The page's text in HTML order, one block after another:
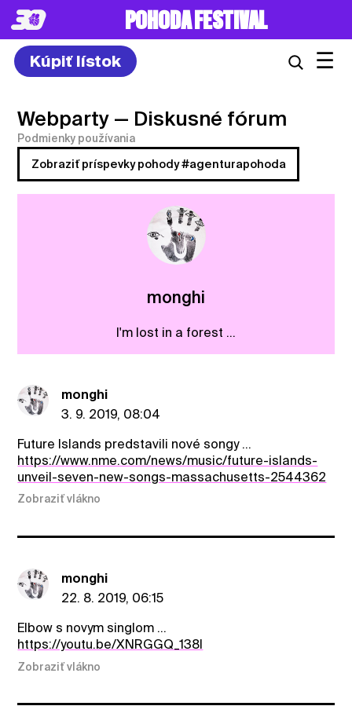
POHODA FESTIVAL
Kúpiť lístok ☰
Webparty — Diskusné fórum
Podmienky používania
Zobraziť príspevky pohody #agenturapohoda
monghi
I'm lost in a forest ...
monghi
3. 9. 2019, 08:04
Future Islands predstavili nové songy ...
https://www.nme.com/news/music/future-islands-
unveil-seven-new-songs-massachusetts-2544362
Zobraziť vlákno
monghi
22. 8. 2019, 06:15
Elbow s novym singlom ...
https://youtu.be/XNRGGQ_138I
Zobraziť vlákno